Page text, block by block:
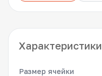
Характеристики
Размер ячейки